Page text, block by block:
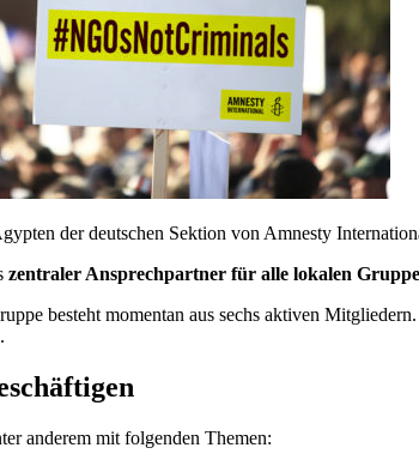
der deutschen Sektion von Amnesty
zentraler Ansprechpartner für alle lokalen
besteht momentan aus sechs aktiven
anderem mit folgenden Themen: